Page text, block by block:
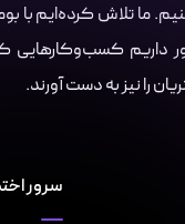
ما تلاش کرده‌ایم با
کسب‌وکارهایی که
را نیز به دست آورند.
سرور